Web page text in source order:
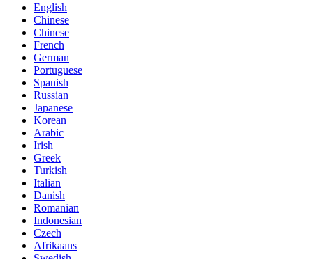
English
Chinese
Chinese
French
German
Portuguese
Spanish
Russian
Japanese
Korean
Arabic
Irish
Greek
Turkish
Italian
Danish
Romanian
Indonesian
Czech
Afrikaans